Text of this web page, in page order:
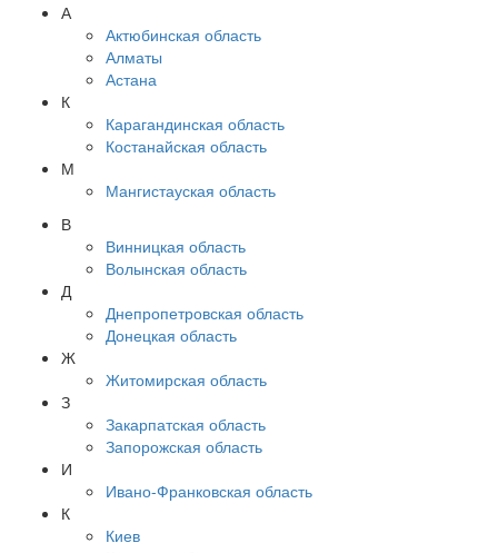
А
Актюбинская область
Алматы
Астана
К
Карагандинская область
Костанайская область
М
Мангистауская область
В
Винницкая область
Волынская область
Д
Днепропетровская область
Донецкая область
Ж
Житомирская область
З
Закарпатская область
Запорожская область
И
Ивано-Франковская область
К
Киев